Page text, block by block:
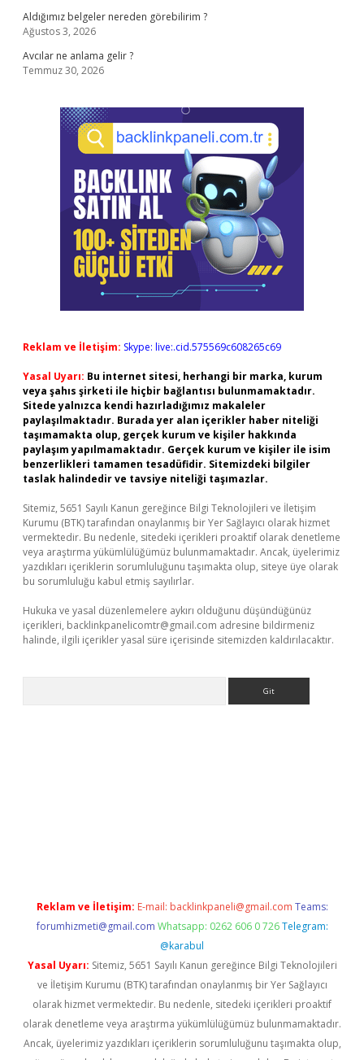
Aldığımız belgeler nereden görebilirim ?
Ağustos 3, 2026
Avcılar ne anlama gelir ?
Temmuz 30, 2026
Reklam ve İletişim: Skype: live:.cid.575569c608265c69
Yasal Uyarı: Bu internet sitesi, herhangi bir marka, kurum
veya şahıs şirketi ile hiçbir bağlantısı bulunmamaktadır.
Sitede yalnızca kendi hazırladığımız makaleler
paylaşılmaktadır. Burada yer alan içerikler haber niteliği
taşımamakta olup, gerçek kurum ve kişiler hakkında
paylaşım yapılmamaktadır. Gerçek kurum ve kişiler ile isim
benzerlikleri tamamen tesadüfidir. Sitemizdeki bilgiler
taslak halindedir ve tavsiye niteliği taşımazlar.
Sitemiz, 5651 Sayılı Kanun gereğince Bilgi Teknolojileri ve İletişim
Kurumu (BTK) tarafından onaylanmış bir Yer Sağlayıcı olarak hizmet
vermektedir. Bu nedenle, sitedeki içerikleri proaktif olarak denetleme
veya araştırma yükümlülüğümüz bulunmamaktadır. Ancak, üyelerimiz
yazdıkları içeriklerin sorumluluğunu taşımakta olup, siteye üye olarak
bu sorumluluğu kabul etmiş sayılırlar.
Hukuka ve yasal düzenlemelere aykırı olduğunu düşündüğünüz
içerikleri, backlinkpanelicomtr@gmail.com adresine bildirmeniz
halinde, ilgili içerikler yasal süre içerisinde sitemizden kaldırılacaktır.
Reklam ve İletişim: E-mail: backlinkpaneli@gmail.com Teams:
forumhizmeti@gmail.com Whatsapp: 0262 606 0 726 Telegram:
@karabul
Yasal Uyarı: Sitemiz, 5651 Sayılı Kanun gereğince Bilgi Teknolojileri
ve İletişim Kurumu (BTK) tarafından onaylanmış bir Yer Sağlayıcı
olarak hizmet vermektedir. Bu nedenle, sitedeki içerikleri proaktif
olarak denetleme veya araştırma yükümlülüğümüz bulunmamaktadır.
Ancak, üyelerimiz yazdıkları içeriklerin sorumluluğunu taşımakta olup,